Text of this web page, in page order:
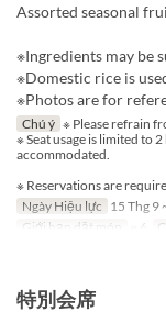
Assorted seasonal
※Ingredients may be
※Domestic rice is
※Photos are for
Chú ý ※ Please refrain
※ Seat usage is limited to
accommodated.
※ Reservations are
Ngày Hiệu lực 15 Thg 9
Giới hạn dặt món
~ 6
特別会席